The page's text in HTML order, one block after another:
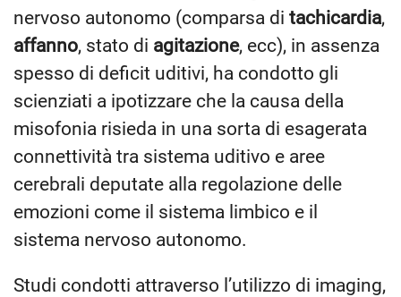
nervoso autonomo (comparsa di tachicardia,
affanno, stato di agitazione, ecc), in assenza
spesso di deficit uditivi, ha condotto gli
scienziati a ipotizzare che la causa della
misofonia risieda in una sorta di esagerata
connettività tra sistema uditivo e aree
cerebrali deputate alla regolazione delle
emozioni come il sistema limbico e il
sistema nervoso autonomo.
Studi condotti attraverso l’utilizzo di imaging,